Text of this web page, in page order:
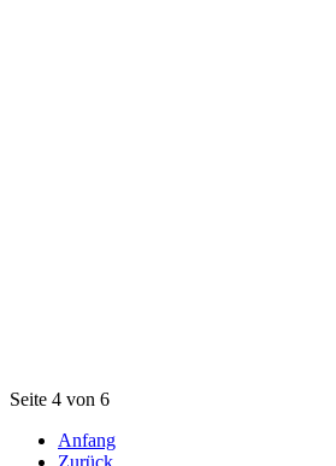
Seite 4 von 6
Anfang
Zurück